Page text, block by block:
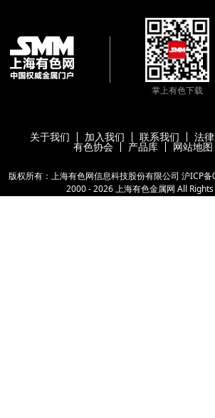
掌上有色下载
关于我们 加入我们 联系我们 法
有色协会 产品库 网站地图
版权所有：上海有色网信息科技股份有限公司 沪ICP
2000 -2026上海有色金属网 All